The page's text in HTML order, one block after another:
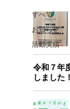
すべて
お知らせ
活動実績
令和７年
しました！